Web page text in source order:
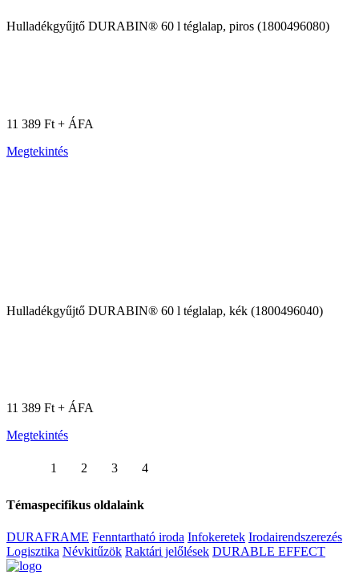
Hulladékgyűjtő DURABIN® 60 l téglalap, piros (1800496080)
11 389 Ft + ÁFA
Megtekintés
Hulladékgyűjtő DURABIN® 60 l téglalap, kék (1800496040)
11 389 Ft + ÁFA
Megtekintés
1 2 3 4
Témaspecifikus oldalaink
DURAFRAME Fenntartható iroda Infokeretek Irodairendszerezés
Logisztika Névkitűzök Raktári jelőlések DURABLE EFFECT